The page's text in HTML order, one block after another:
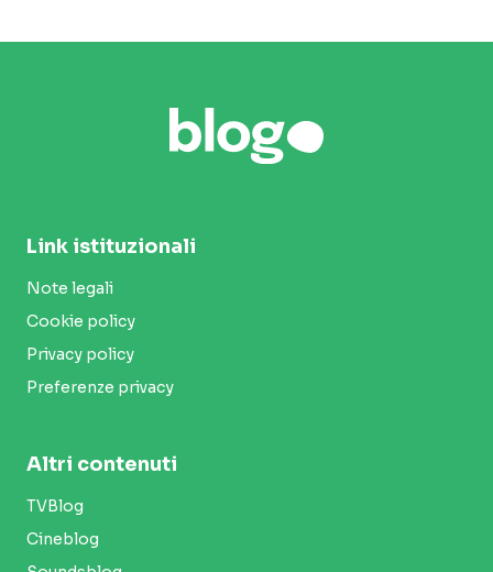
Link istituzionali
Note legali
Cookie policy
Privacy policy
Preferenze privacy
Altri contenuti
TVBlog
Cineblog